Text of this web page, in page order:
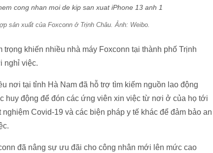
sản xuất của Foxconn ở Trịnh Châu. Ảnh: Weibo.
khiến nhiều nhà máy Foxconn tại thành phố Trịnh
nghỉ việc.
nơi tại tỉnh Hà Nam đã hỗ trợ tìm kiếm nguồn lao động
huy động để đón các ứng viên xin việc từ nơi ở của họ tới
Covid-19 và các biện pháp y tế khác để đảm bảo an
đã nâng sự ưu đãi cho công nhân mới lên mức cao